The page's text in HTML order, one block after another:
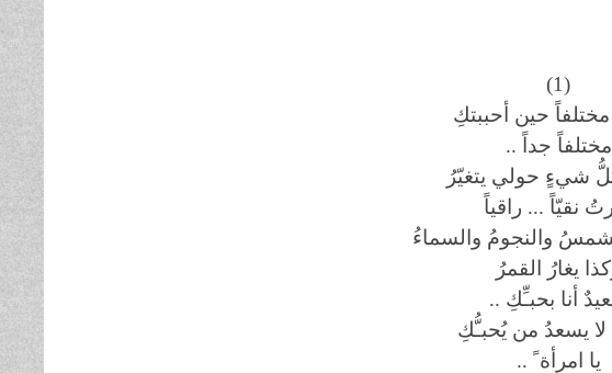
(1)
حين أحببتكِ
مختلفاً جداً ..
شيءٍ حولي يتغيّرُ
نقيّاً ... راقياً
والنجومُ والسماءُ
يغارُ القمرُ
أنا بحبـِّكِ ..
يسعدُ من يُحبـُّكِ
يا امرأة ً ..